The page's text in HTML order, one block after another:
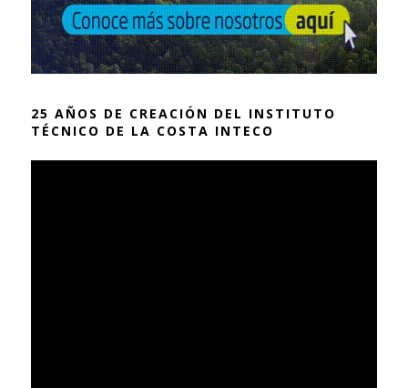
25 AÑOS DE CREACIÓN DEL INSTITUTO
TÉCNICO DE LA COSTA INTECO